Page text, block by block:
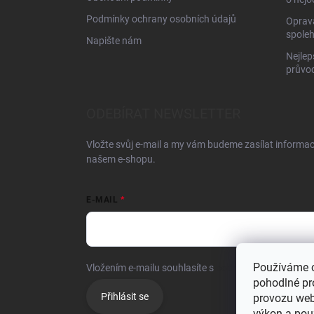
Používáme
pohodlné
provozu
Podmínky ochrany osobních údajů
Napište nám
Vložte svůj e-mail a my vám budeme zasílat
našem e-shopu.
E-MAIL
Vložením e-mailu souhlasíte s podmínkami ochrany
Přihlásit se